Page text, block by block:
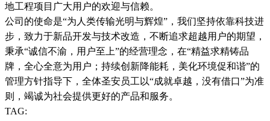
地工程项目广大用户的欢迎与信赖。
公司的使命是“为人类传输光明与辉煌”，我们坚持依靠科技进
步，致力于新品开发与技术改造，不断追求超越用户的期望，
秉承“诚信不渝，用户至上”的经营理念，在“精益求精铸品
牌，全心全意为用户；持续创新降能耗，美化环境促和谐”的
管理方针指导下，全体圣安员工以“成就卓越，没有借口”为准
则，竭诚为社会提供更好的产品和服务。
TAG: